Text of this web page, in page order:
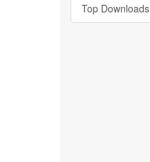
Top Downloads